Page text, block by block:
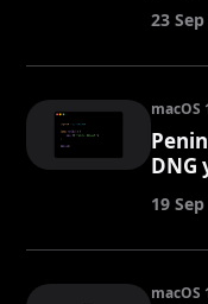
23
macOS
DNG
19
macOS